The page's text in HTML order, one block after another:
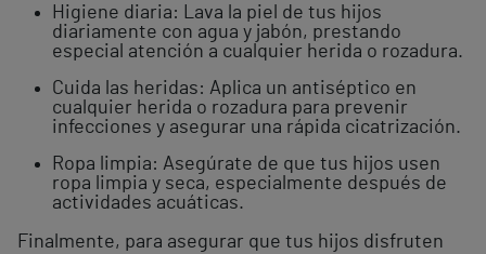
Higiene diaria: Lava la piel de tus hijos
diariamente con agua y jabón, prestando
especial atención a cualquier herida o rozadura.
Cuida las heridas: Aplica un antiséptico en
cualquier herida o rozadura para prevenir
infecciones y asegurar una rápida cicatrización.
Ropa limpia: Asegúrate de que tus hijos usen
ropa limpia y seca, especialmente después de
actividades acuáticas.
Finalmente, para asegurar que tus hijos disfruten